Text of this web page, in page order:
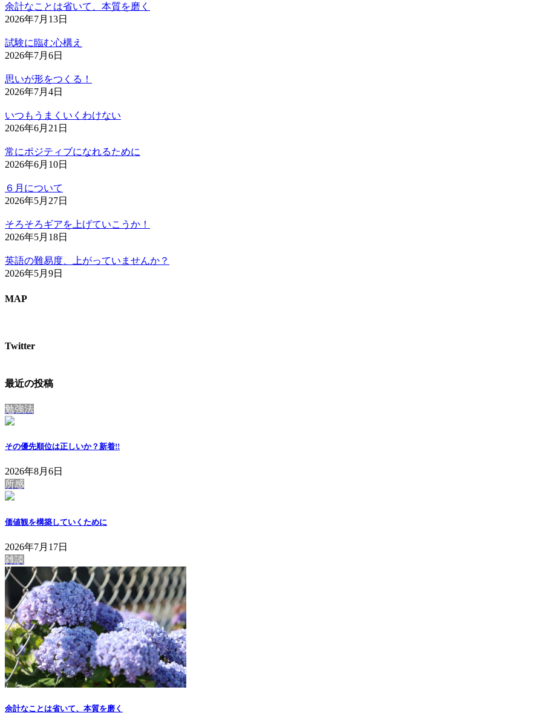
余計なことは省いて、本質を磨く
2026年7月13日
試験に臨む心構え
2026年7月6日
思いが形をつくる！
2026年7月4日
いつもうまくいくわけない
2026年6月21日
常にポジティブになれるために
2026年6月10日
６月について
2026年5月27日
そろそろギアを上げていこうか！
2026年5月18日
英語の難易度、上がっていませんか？
2026年5月9日
MAP
Twitter
最近の投稿
勉強法
その優先順位は正しいか？ 新着!!
2026年8月6日
所感
価値観を構築していくために
2026年7月17日
雑談
余計なことは省いて、本質を磨く